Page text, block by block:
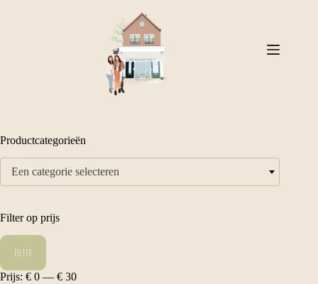
Productcategorieën
Een categorie selecteren
Filter op prijs
Min.
prijs
Max.
prijsFilter
Prijs: € 0 — € 30